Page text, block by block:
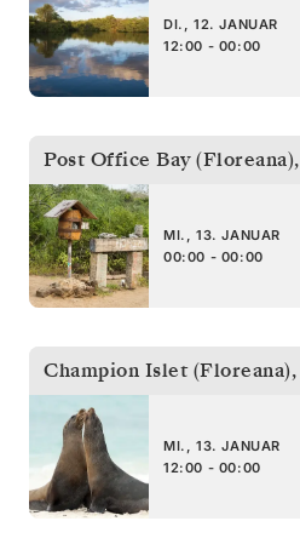
DI., 12. JANUAR
12:00 - 00:00
Post Office Bay (Floreana),
MI., 13. JANUAR
00:00 - 00:00
Champion Islet (Floreana),
MI., 13. JANUAR
12:00 - 00:00